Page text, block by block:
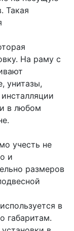
Такая
На раму с
унитазы,
в любом
учесть не
и
размеров
в
габаритам.